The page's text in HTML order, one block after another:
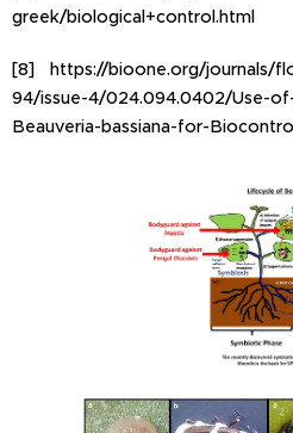
greek/biological+control.html
[8] https://bioone.org/journals/
94/issue-4/024.094.0402/Use-
Beauveria-bassiana-for-